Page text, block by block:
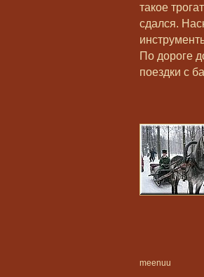
такое
сдался.
По дороге
поездки с
meenuu